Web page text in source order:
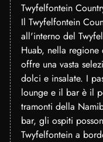
Twyfelfontein
Il Twyfelfontein
all'interno del
Huab, nella
offre una vasta
dolci e insalate. I
lounge e il bar è il
tramonti della
bar, gli ospiti
Twyfelfontein a